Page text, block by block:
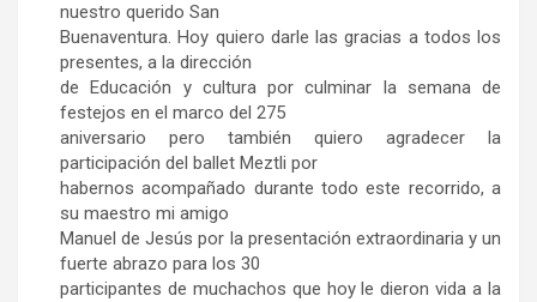
nuestro querido San
Buenaventura. Hoy quiero darle las gracias a todos los
presentes, a la dirección
de Educación y cultura por culminar la semana de
festejos en el marco del 275
aniversario pero también quiero agradecer la
participación del ballet Meztli por
habernos acompañado durante todo este recorrido, a
su maestro mi amigo
Manuel de Jesús por la presentación extraordinaria y un
fuerte abrazo para los 30
participantes de muchachos que hoy le dieron vida a la